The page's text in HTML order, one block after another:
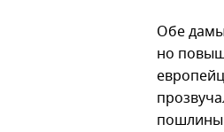
Обе
но
пошлины